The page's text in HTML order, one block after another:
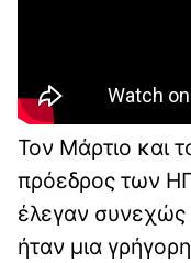
Τον Μάρτιο και
πρόεδρος των
έλεγαν συνεχώς
ήταν μια